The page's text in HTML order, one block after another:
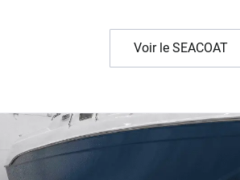
Voir le SEACOAT